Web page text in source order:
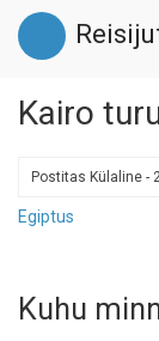
Liigu
edasi
põhisisu
Kairo
Postitas Külaline -
Egiptus
Kuhu